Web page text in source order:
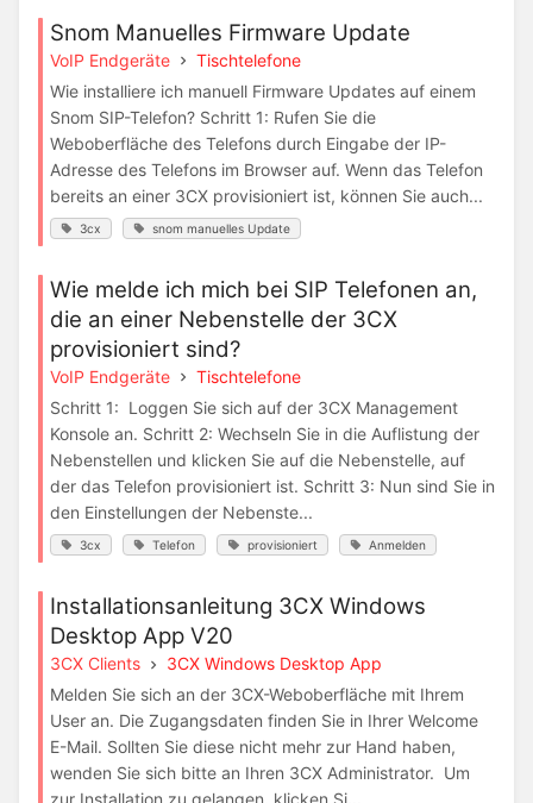
Snom Manuelles Firmware Update
VoIP Endgeräte
Tischtelefone
Wie installiere ich manuell Firmware Updates auf einem
Snom SIP-Telefon? Schritt 1: Rufen Sie die
Weboberfläche des Telefons durch Eingabe der IP-
Adresse des Telefons im Browser auf. Wenn das Telefon
bereits an einer 3CX provisioniert ist, können Sie auch...
3cx snom manuelles Update
Wie melde ich mich bei SIP Telefonen an,
die an einer Nebenstelle der 3CX
provisioniert sind?
VoIP Endgeräte
Tischtelefone
Schritt 1: Loggen Sie sich auf der 3CX Management
Konsole an. Schritt 2: Wechseln Sie in die Auflistung der
Nebenstellen und klicken Sie auf die Nebenstelle, auf
der das Telefon provisioniert ist. Schritt 3: Nun sind Sie in
den Einstellungen der Nebenste...
3cx Telefon provisioniert Anmelden
Installationsanleitung 3CX Windows
Desktop App V20
3CX Clients
3CX Windows Desktop App
Melden Sie sich an der 3CX-Weboberfläche mit Ihrem
User an. Die Zugangsdaten finden Sie in Ihrer Welcome
E-Mail. Sollten Sie diese nicht mehr zur Hand haben,
wenden Sie sich bitte an Ihren 3CX Administrator. Um